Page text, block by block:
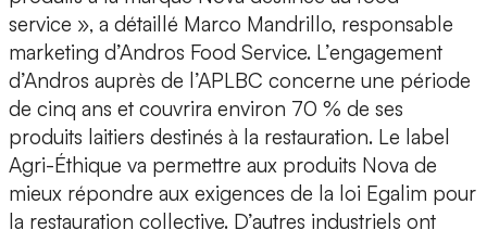
service », a détaillé Marco Mandrillo, responsable
marketing d’Andros Food Service. L’engagement
d’Andros auprès de l’APLBC concerne une période
de cinq ans et couvrira environ 70 % de ses
produits laitiers destinés à la restauration. Le label
Agri-Éthique va permettre aux produits Nova de
mieux répondre aux exigences de la loi Egalim pour
la restauration collective. D’autres industriels ont